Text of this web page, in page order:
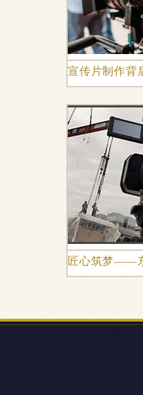
宣传片制作背
匠心筑梦——